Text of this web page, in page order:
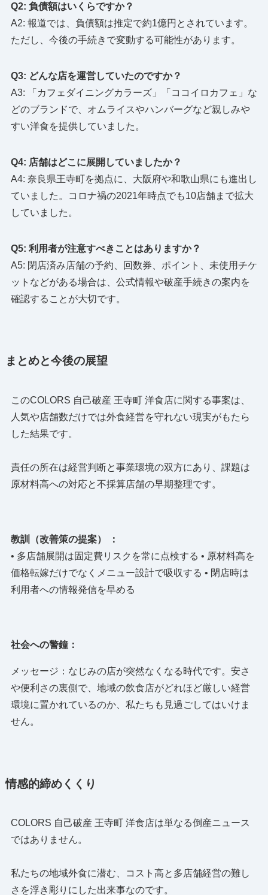
Q2: 負債額はいくらですか？
A2: 報道では、負債額は推定で約1億円とされています。
ただし、今後の手続きで変動する可能性があります。
Q3: どんな店を運営していたのですか？
A3: 「カフェダイニングカラーズ」「ココイロカフェ」な
どのブランドで、オムライスやハンバーグなど親しみや
すい洋食を提供していました。
Q4: 店舗はどこに展開していましたか？
A4: 奈良県王寺町を拠点に、大阪府や和歌山県にも進出し
ていました。コロナ禍の2021年時点でも10店舗まで拡大
していました。
Q5: 利用者が注意すべきことはありますか？
A5: 閉店済み店舗の予約、回数券、ポイント、未使用チケ
ットなどがある場合は、公式情報や破産手続きの案内を
確認することが大切です。
まとめと今後の展望
このCOLORS 自己破産 王寺町 洋食店に関する事案は、
人気や店舗数だけでは外食経営を守れない現実がもたら
した結果です。
責任の所在は経営判断と事業環境の双方にあり、課題は
原材料高への対応と不採算店舗の早期整理です。
教訓（改善策の提案） ：
• 多店舗展開は固定費リスクを常に点検する • 原材料高を
価格転嫁だけでなくメニュー設計で吸収する • 閉店時は
利用者への情報発信を早める
社会への警鐘：
メッセージ：なじみの店が突然なくなる時代です。安さ
や便利さの裏側で、地域の飲食店がどれほど厳しい経営
環境に置かれているのか、私たちも見過ごしてはいけま
せん。
情感的締めくくり
COLORS 自己破産 王寺町 洋食店は単なる倒産ニュース
ではありません。
私たちの地域外食に潜む、コスト高と多店舗経営の難し
さを浮き彫りにした出来事なのです。